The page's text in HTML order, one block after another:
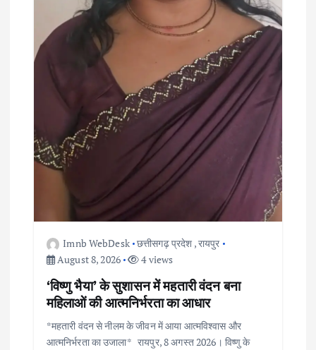
Imnb WebDesk छत्तीसगढ़ प्रदेश ,रायपुर
August 8, 2026
4 views
‘विष्णु भैया’ के सुशासन में महतारी वंदन बना
महिलाओं की आत्मनिर्भरता का आधार
*महतारी वंदन से नीलम के जीवन में आया आत्मविश्वास और
आत्मनिर्भरता का उजाला* रायपुर, 8 अगस्त 2026। विष्णु के